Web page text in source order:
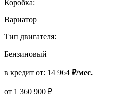
Коробка:
Вариатор
Тип двигателя:
Бензиновый
в кредит от: 14 964 ₽/мес.
от 1 360 900 ₽